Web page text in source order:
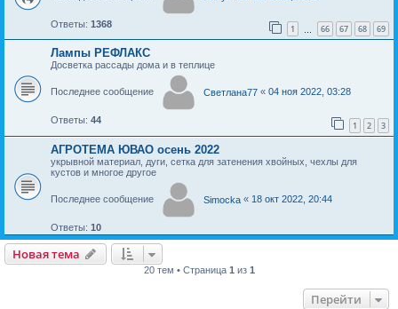
Ответы: 1368 1 66 67 68 69
Лампы РЕФЛАКС
Досветка рассады дома и в теплице
Последнее сообщение Светлана77 « 04 ноя 2022, 03:28
Ответы: 44 1 2 3
АГРОТЕМА ЮВАО осень 2022
укрывной материал, дуги, сетка для затенения хвойных, чехлы для
кустов и многое другое
Последнее сообщение Simocka « 18 окт 2022, 20:44
Ответы: 10
Новая тема
Новаятема
20 тем • Страница 1 из 1
Перейти